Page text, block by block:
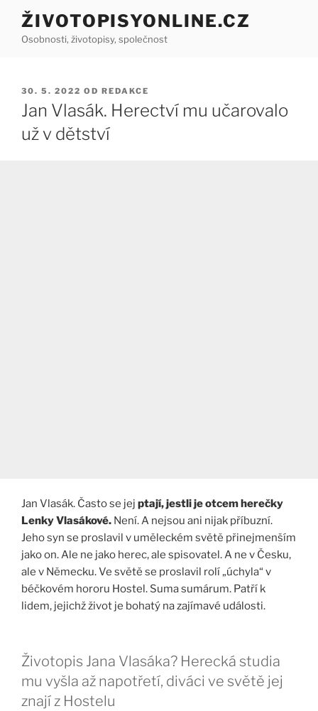
Přejít
obsahu
ŽIVOTOPISYONLINE.CZ
Osobnosti, životopisy, společnost
PUBLIKOVÁNO
30. 5. 2022 OD REDAKCE
Jan Vlasák. Herectví mu učarovalo
už v dětství
Jan Vlasák. Často se jej ptají, jestli je otcem herečky
Lenky Vlasákové. Není. A nejsou ani nijak příbuzní.
Jeho syn se proslavil v uměleckém světě přinejmenším
jako on. Ale ne jako herec, ale spisovatel. A ne v Česku,
ale v Německu. Ve světě se proslavil rolí „úchyla“ v
béčkovém hororu Hostel. Suma sumárum. Patří k
lidem, jejichž život je bohatý na zajímavé události.
Životopis Jana Vlasáka? Herecká studia
mu vyšla až napotřetí, diváci ve světě jej
znají z Hostelu